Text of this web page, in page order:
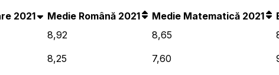
2021 Medie Română 2021 Medie Matematică 2021
8,92 8,65
8,25 7,60